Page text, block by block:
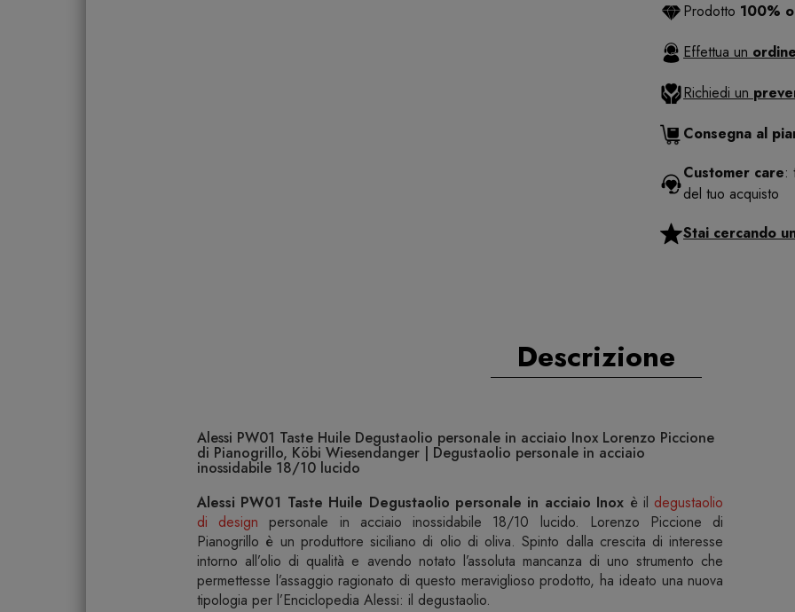
Prodotto 100%
Effettua un
Richiedi un
Consegna al
Customer care:
del tuo acquisto
Stai cercando
Descrizione
Alessi PW01 Taste Huile Degustaolio personale in acciaio Inox Lorenzo Piccione
di Pianogrillo, Köbi Wiesendanger | Degustaolio personale in acciaio
inossidabile 18/10 lucido
Alessi PW01 Taste Huile Degustaolio personale in acciaio Inox è il degustaolio
di design personale in acciaio inossidabile 18/10 lucido. Lorenzo Piccione di
Pianogrillo è un produttore siciliano di olio di oliva. Spinto dalla crescita di interesse
intorno all’olio di qualità e avendo notato l’assoluta mancanza di uno strumento che
permettesse l’assaggio ragionato di questo meraviglioso prodotto, ha ideato una nuova
tipologia per l’Enciclopedia Alessi: il degustaolio.